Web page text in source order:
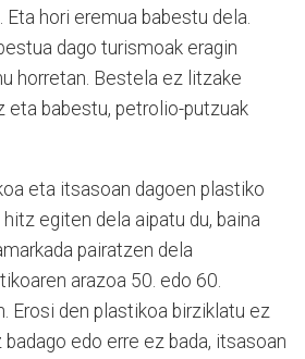
Eta hori eremua babestu dela.
dago turismoak eragin
horretan. Bestela ez litzake
eta babestu, petrolio-putzuak
eta itsasoan dagoen plastiko
egiten dela aipatu du, baina
pairatzen dela
arazoa 50. edo 60.
Erosi den plastikoa birziklatu ez
badago edo erre ez bada, itsasoan